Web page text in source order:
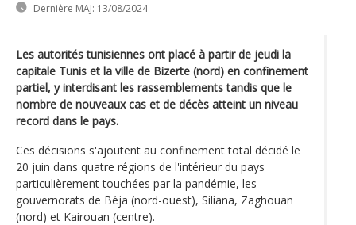
Dernière MAJ: 13/08/2024
Les autorités tunisiennes ont placé à partir de jeudi la
capitale Tunis et la ville de Bizerte (nord) en confinement
partiel, y interdisant les rassemblements tandis que le
nombre de nouveaux cas et de décès atteint un niveau
record dans le pays.
Ces décisions s'ajoutent au confinement total décidé le
20 juin dans quatre régions de l'intérieur du pays
particulièrement touchées par la pandémie, les
gouvernorats de Béja (nord-ouest), Siliana, Zaghouan
(nord) et Kairouan (centre).